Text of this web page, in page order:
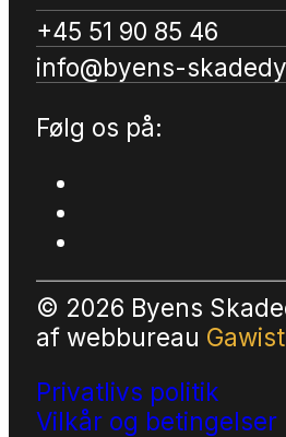
+45 51 90 85 46
info@byens-
Følg os på:
© 2026 Byens
af webbureau
Privatlivs politik
Vilkår og betingelser